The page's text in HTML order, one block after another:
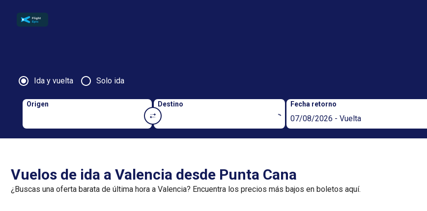
Ida y vuelta Solo ida
Origen Destino Fecha retorno
07/08/2026 - Vuelta
Vuelos de ida a Valencia desde Punta Cana
¿Buscas una oferta barata de última hora a Valencia? Encuentra los precios más bajos en boletos aquí.